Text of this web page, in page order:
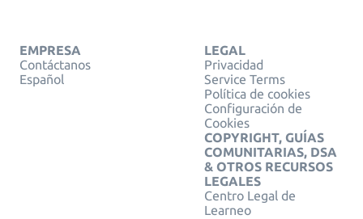
EMPRESA
Contáctanos
Español
LEGAL
Privacidad
Service Terms
Política de cookies
Configuración de
Cookies
COPYRIGHT, GUÍAS
COMUNITARIAS, DSA
& OTROS RECURSOS
LEGALES
Centro Legal de
Learneo